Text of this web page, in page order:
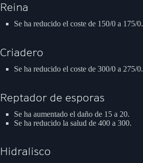
Reina
Se ha reducido el coste de 150/0 a 175/0.
Criadero
Se ha reducido el coste de 300/0 a 275/0.
Reptador de esporas
Se ha aumentado el daño de 15 a 20.
Se ha reducido la salud de 400 a 300.
Hidralisco